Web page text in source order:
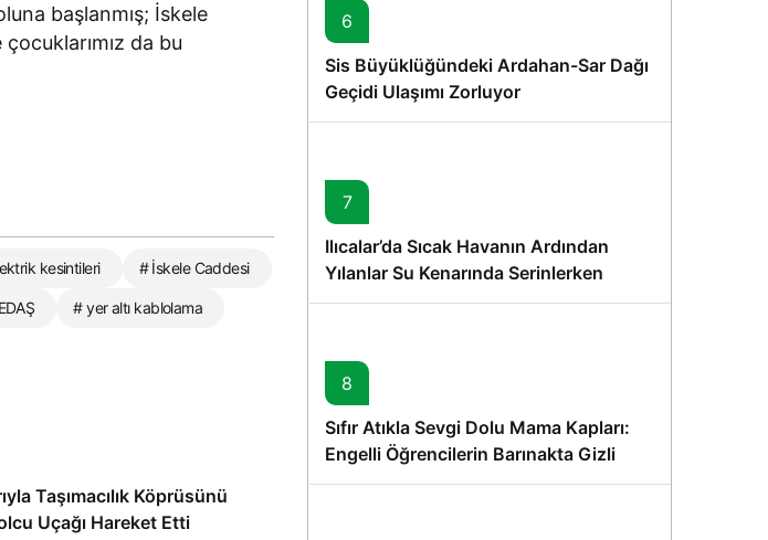
başlanmış; İskele
da bu
kesintileri # İskele Caddesi
# yer altı kablolama
Taşımacılık Köprüsünü
Uçağı Hareket Etti
6
Sis Büyüklüğündeki Ardahan-Sar Dağı
Geçidi Ulaşımı Zorluyor
7
Ilıcalar’da Sıcak Havanın Ardından
Yılanlar Su Kenarında Serinlerken
Görüntülendi
8
Sıfır Atıkla Sevgi Dolu Mama Kapları:
Engelli Öğrencilerin Barınakta Gizli
Dostları İçin Gönüllü Proje